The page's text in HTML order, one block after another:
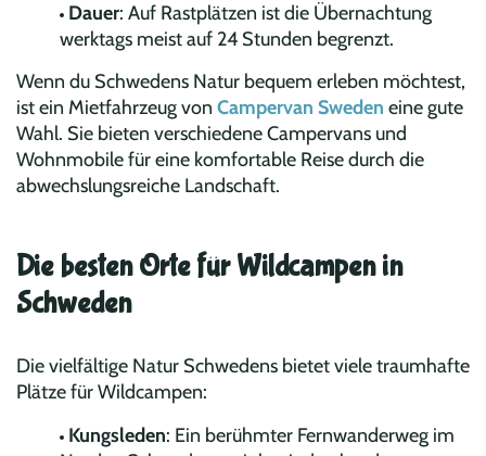
Dauer: Auf Rastplätzen ist die Übernachtung
werktags meist auf 24 Stunden begrenzt.
Wenn du Schwedens Natur bequem erleben möchtest,
ist ein Mietfahrzeug von Campervan Sweden eine gute
Wahl. Sie bieten verschiedene Campervans und
Wohnmobile für eine komfortable Reise durch die
abwechslungsreiche Landschaft.
Die besten Orte für Wildcampen in
Schweden
Die vielfältige Natur Schwedens bietet viele traumhafte
Plätze für Wildcampen:
Kungsleden: Ein berühmter Fernwanderweg im